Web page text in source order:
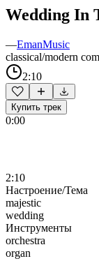
Wedding In
—EmanMusic
classical/modern
2:10
Купить трек
0:00
2:10
Настроение/Тема
majestic
wedding
Инструменты
orchestra
organ